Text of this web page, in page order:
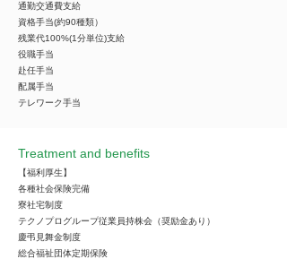
通勤交通費支給
資格手当(約90種類）
残業代100%(1分単位)支給
役職手当
赴任手当
配属手当
テレワーク手当
Treatment and benefits
【福利厚生】
各種社会保険完備
寮社宅制度
テクノプログループ従業員持株会（奨励金あり）
慶弔見舞金制度
総合福祉団体定期保険